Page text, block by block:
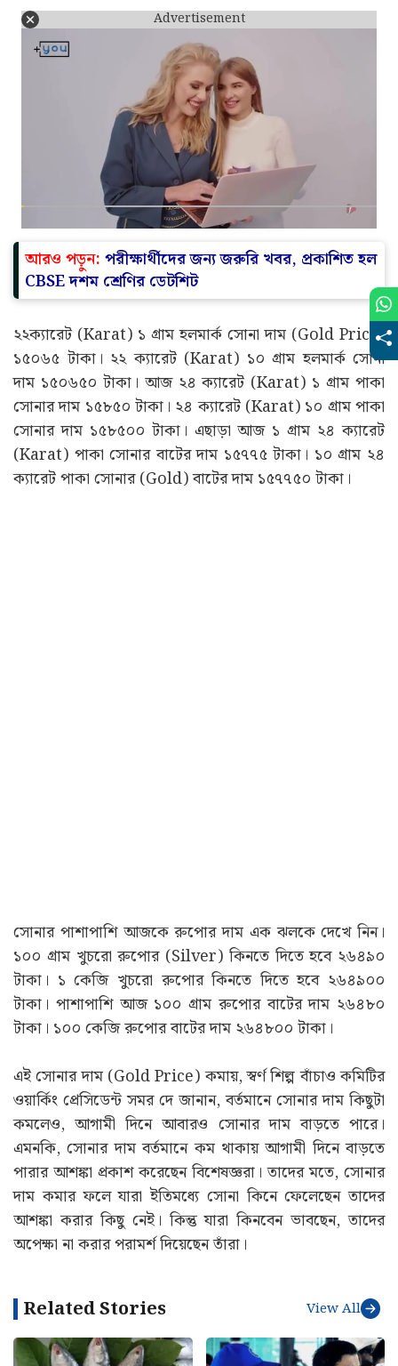
Advertisement
আরও পড়ুন: পরীক্ষার্থীদের জন্য জরুরি খবর, প্রকাশিত হল
CBSE দশম শ্রেণির ডেটশিট
২২ক্যারেট (Karat) ১ গ্ৰাম হলমার্ক সোনা দাম (Gold Price)
১৫০৬৫ টাকা। ২২ ক্যারেট (Karat) ১০ গ্ৰাম হলমার্ক সোনা
দাম ১৫০৬৫০ টাকা। আজ ২৪ ক্যারেট (Karat) ১ গ্ৰাম পাকা
সোনার দাম ১৫৮৫০ টাকা। ২৪ ক্যারেট (Karat) ১০ গ্ৰাম পাকা
সোনার দাম ১৫৮৫০০ টাকা। এছাড়া আজ ১ গ্ৰাম ২৪ ক্যারেট
(Karat) পাকা সোনার বাটের দাম ১৫৭৭৫ টাকা। ১০ গ্ৰাম ২৪
ক্যারেট পাকা সোনার (Gold) বাটের দাম ১৫৭৭৫০ টাকা।
সোনার পাশাপাশি আজকে রুপোর দাম এক ঝলকে দেখে নিন।
১০০ গ্ৰাম খুচরো রুপোর (Silver) কিনতে দিতে হবে ২৬৪৯০
টাকা। ১ কেজি খুচরো রুপোর কিনতে দিতে হবে ২৬৪৯০০
টাকা। পাশাপাশি আজ ১০০ গ্ৰাম রুপোর বাটের দাম ২৬৪৮০
টাকা। ১০০ কেজি রুপোর বাটের দাম ২৬৪৮০০ টাকা।
এই সোনার দাম (Gold Price) কমায়, স্বর্ণ শিল্প বাঁচাও কমিটির
ওয়ার্কিং প্রেসিডেন্ট সমর দে জানান, বর্তমানে সোনার দাম কিছুটা
কমলেও, আগামী দিনে আবারও সোনার দাম বাড়তে পারে।
এমনকি, সোনার দাম বর্তমানে কম থাকায় আগামী দিনে বাড়তে
পারার আশঙ্কা প্রকাশ করেছেন বিশেষজ্ঞরা। তাদের মতে, সোনার
দাম কমার ফলে যারা ইতিমধ্যে সোনা কিনে ফেলেছেন তাদের
আশঙ্কা করার কিছু নেই। কিন্তু যারা কিনবেন ভাবছেন, তাদের
অপেক্ষা না করার পরামর্শ দিয়েছেন তাঁরা।
Related Stories View All